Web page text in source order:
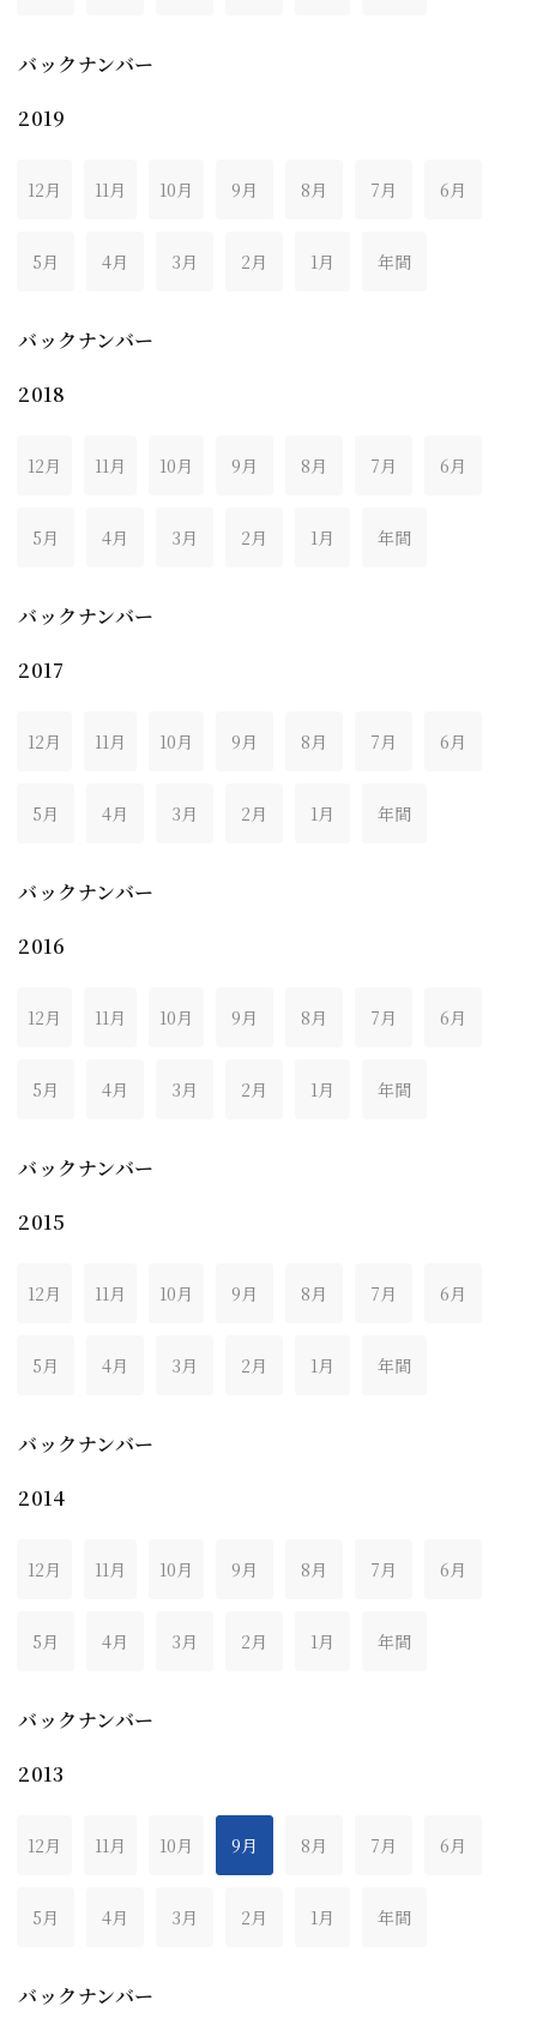
バックナンバー
2019
12月 11月 10月 9月 8月 7月 6月
5月 4月 3月 2月 1月 年間
バックナンバー
2018
12月 11月 10月 9月 8月 7月 6月
5月 4月 3月 2月 1月 年間
バックナンバー
2017
12月 11月 10月 9月 8月 7月 6月
5月 4月 3月 2月 1月 年間
バックナンバー
2016
12月 11月 10月 9月 8月 7月 6月
5月 4月 3月 2月 1月 年間
バックナンバー
2015
12月 11月 10月 9月 8月 7月 6月
5月 4月 3月 2月 1月 年間
バックナンバー
2014
12月 11月 10月 9月 8月 7月 6月
5月 4月 3月 2月 1月 年間
バックナンバー
2013
12月 11月 10月 9月 8月 7月 6月
5月 4月 3月 2月 1月 年間
バックナンバー